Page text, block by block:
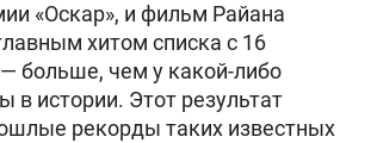
«Оскар», и фильм Райана
хитом списка с 16
больше, чем у какой-либо
в истории. Этот результат
рекорды таких известных